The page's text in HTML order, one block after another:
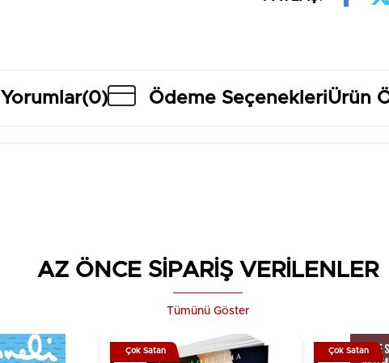
Yorumlar(0) Ödeme SeçenekleriÜrün
AZ ÖNCE SİPARİŞ VERİLENLER
Çok Satan Çok Satan
Tümünü Göster